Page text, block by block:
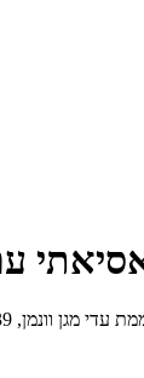
קלוריות ל-100 גרם